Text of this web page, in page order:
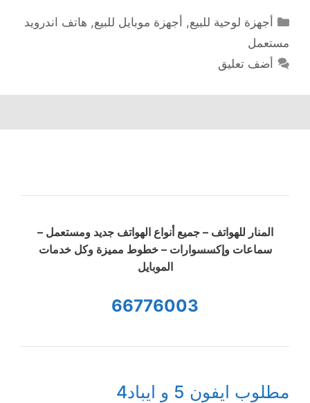
التصنيفات
أجهزة لوحية للبيع, أجهزة موبايل للبيع, هاتف اندرويد
مستعمل
أضف تعليق
المنار للهواتف – جميع أنواع الهواتف جديد ومستعمل –
سماعات وإكسسوارات – خطوط مميزة وكل خدمات
الموبايل
66776003
مطلوب ايفون 5 و ايباد4